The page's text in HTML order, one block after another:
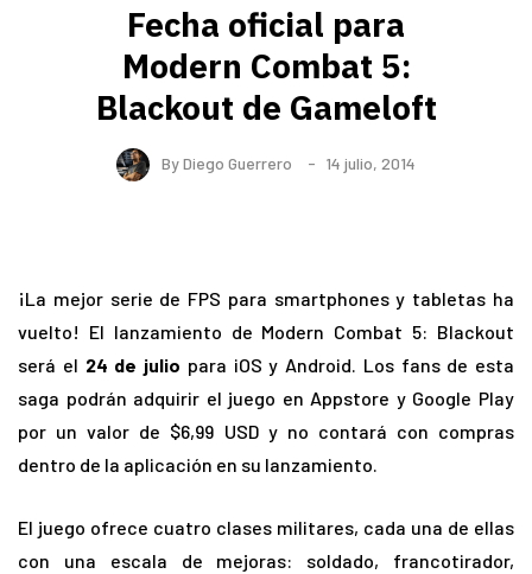
Fecha oficial para
Modern Combat 5:
Blackout de Gameloft
ByDiego Guerrero 14 julio, 2014
¡La mejor serie de FPS para smartphones y tabletas ha
vuelto! El lanzamiento de Modern Combat 5: Blackout
será el 24 de julio para iOS y Android. Los fans de esta
saga podrán adquirir el juego en Appstore y Google Play
por un valor de $6,99 USD y no contará con compras
dentro de la aplicación en su lanzamiento.
El juego ofrece cuatro clases militares, cada una de ellas
con una escala de mejoras: soldado, francotirador,